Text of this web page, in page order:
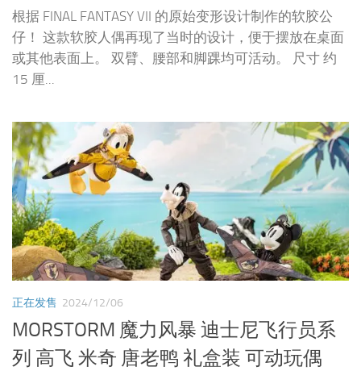
根据 FINAL FANTASY VII 的原始变形设计制作的软胶公
仔！ 这款软胶人偶再现了当时的设计，便于摆放在桌面
或其他表面上。 双臂、腰部和脚踝均可活动。 尺寸 约
15 厘...
正在发售 2024/12/06
MORSTORM 魔力风暴 迪士尼飞行员系
列 高飞 米奇 唐老鸭 礼盒装 可动玩偶